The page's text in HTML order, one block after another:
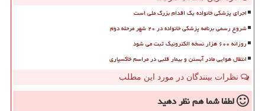
اجرای پزشکی خانواده یک اقدام بزرگ ملی است
شروع رسمی برنامه پزشکی خانواده در ۲۰ شهر مرحله دوم
روزانه ۶۰۰ هزار نسخه الکترونیک ثبت می شود
انتقال هوایی مادر آبستن و بیمار قلبی در مراسم خاکسپاری
نظرات بینندگان در مورد این مطلب
لطفا شما همنظر دهید